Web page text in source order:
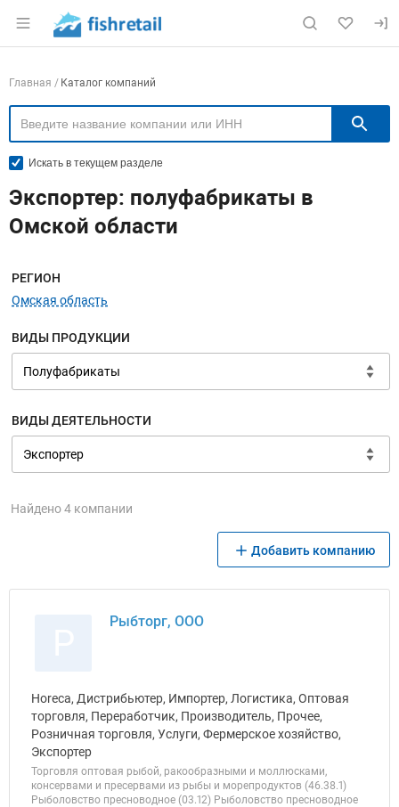
Раздел навигации по сайту fishretail.ru
Навигация по компаниям
Главная Каталог компаний
Искать в текущем разделе
Экспортер: полуфабрикаты в
Омской области
Меню навигации
РЕГИОН
Омская область
ВИДЫ ПРОДУКЦИИ
ВИДЫ ДЕЯТЕЛЬНОСТИ
Найдено 4 компании
Добавить компанию
Рыбторг, ООО
Horeca, Дистрибьютер, Импортер, Логистика, Оптовая
торговля, Переработчик, Производитель, Прочее,
Розничная торговля, Услуги, Фермерское хозяйство,
Экспортер
Торговля оптовая рыбой, ракообразными и моллюсками,
консервами и пресервами из рыбы и морепродуктов (46.38.1)
Рыболовство пресноводное (03.12) Рыболовство пресноводное